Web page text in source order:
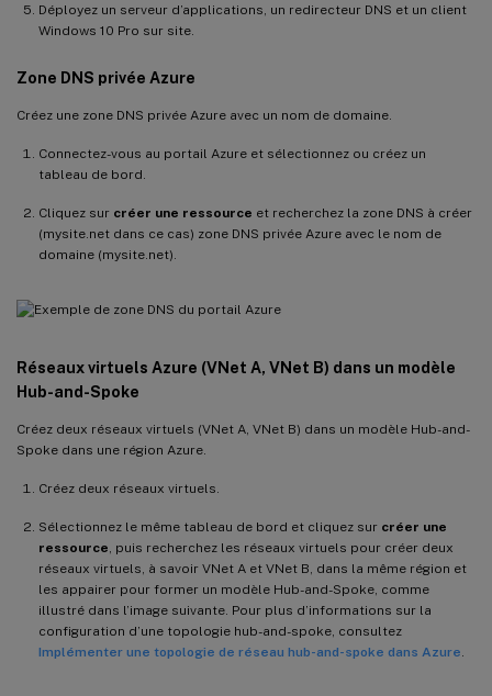
Déployez un serveur d’applications, un redirecteur DNS et un client
Windows 10 Pro sur site.
Zone DNS privée Azure
Créez une zone DNS privée Azure avec un nom de domaine.
Connectez-vous au portail Azure et sélectionnez ou créez un
tableau de bord.
Cliquez sur créer une ressource et recherchez la zone DNS à créer
(mysite.net dans ce cas) zone DNS privée Azure avec le nom de
domaine (mysite.net).
Réseaux virtuels Azure (VNet A, VNet B) dans un modèle
Hub-and-Spoke
Créez deux réseaux virtuels (VNet A, VNet B) dans un modèle Hub-and-
Spoke dans une région Azure.
Créez deux réseaux virtuels.
Sélectionnez le même tableau de bord et cliquez sur créer une
ressource , puis recherchez les réseaux virtuels pour créer deux
réseaux virtuels, à savoir VNet A et VNet B, dans la même région et
les appairer pour former un modèle Hub-and-Spoke, comme
illustré dans l’image suivante. Pour plus d’informations sur la
configuration d’une topologie hub-and-spoke, consultez
Implémenter une topologie de réseau hub-and-spoke dans Azure